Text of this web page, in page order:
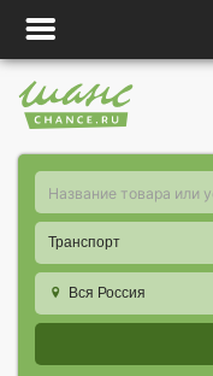
Транспорт
Вся Россия